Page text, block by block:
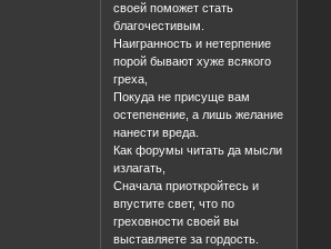
своей поможет стать
благочестивым.
Наигранность и нетерпение
порой бывают хуже всякого
греха,
Покуда не присуще вам
остепенение, а лишь желание
нанести вреда.
Как форумы читать да мысли
излагать,
Сначала приоткройтесь и
впустите свет, что по
греховности своей вы
выставляете за гордость.